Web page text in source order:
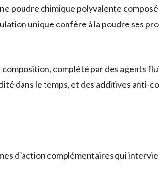
poudre chimique polyvalente
unique confère à la poudre ses
complété par des agents
dans le temps, et des additives anti-
d’action complémentaires qui